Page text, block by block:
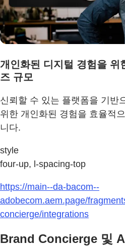
개인화된 디지털 경험을 위
즈 규모
신뢰할 수 있는 플랫폼을 기반
위한 개인화된 경험을 효율적
니다.
style
four-up, l-spacing-top
https://main--da-bacom--
adobecom.aem.page/
concierge/integrations
Brand Concierge 및